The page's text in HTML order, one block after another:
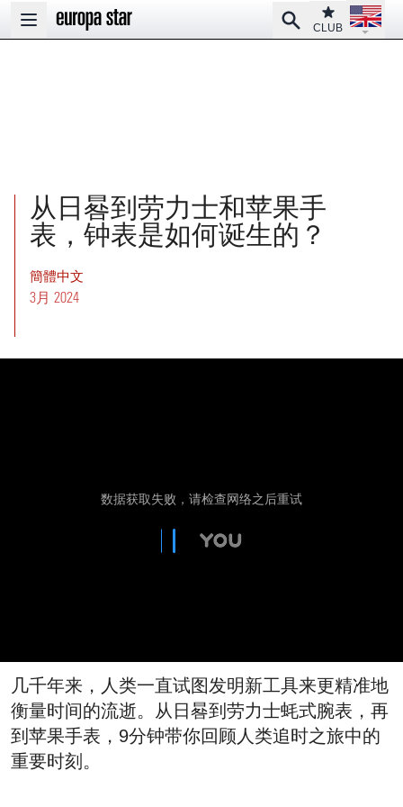
Open main menu
SearchClub
CLUB
Open
从日晷到劳力士和苹果手
表，钟表是如何诞生的？
簡體中文
3月 2024
几千年来，人类一直试图发明新工具来更精准地
衡量时间的流逝。从日晷到劳力士蚝式腕表，再
到苹果手表，9分钟带你回顾人类追时之旅中的
重要时刻。